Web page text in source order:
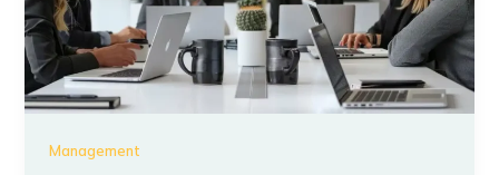
Management